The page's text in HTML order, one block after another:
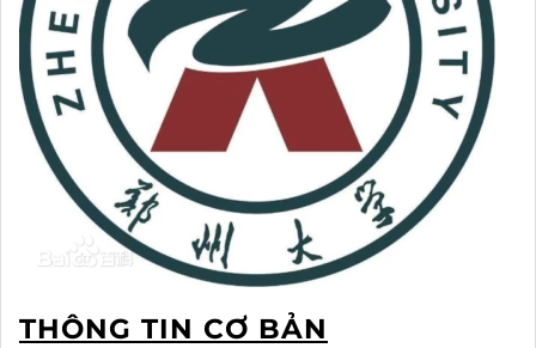
THÔNG TIN CƠ BẢN